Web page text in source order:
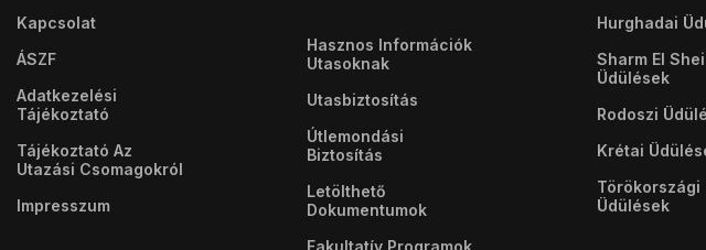
Kapcsolat
ÁSZF
Adatkezelési
Tájékoztató
Tájékoztató Az
Utazási Csomagokról
Impresszum
Hasznos Információk
Utasoknak
Utasbiztosítás
Útlemondási
Biztosítás
Letölthető
Dokumentumok
Fakultatív Programok
Hurghadai
Sharm El
Üdülések
Rodoszi
Krétai
Törökországi
Üdülések